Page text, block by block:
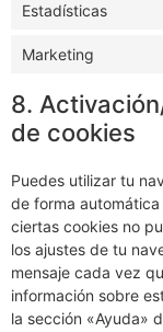
Estadísticas
Marketing
8.
de cookies
Puedes utilizar tu
de forma
ciertas cookies no
los ajustes de tu
mensaje cada vez
información sobre
la sección «Ayuda»